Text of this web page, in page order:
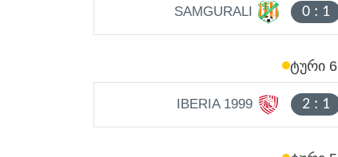
SAMGURALI 0: 1
ᲢᲣᲠᲘ 6
IBERIA 1999 2: 1